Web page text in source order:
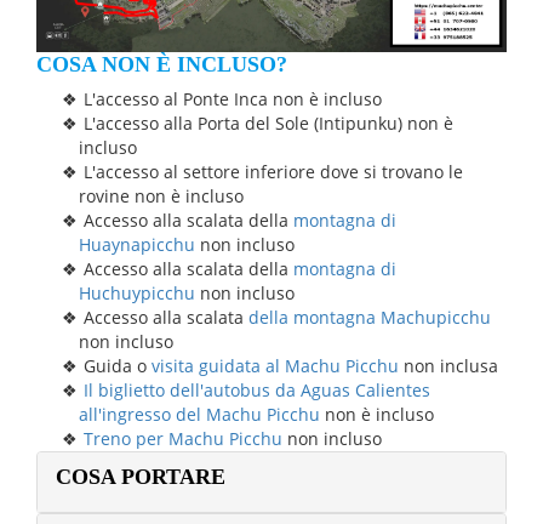
COSA NON È INCLUSO?
L'accesso al Ponte Inca non è incluso
L'accesso alla Porta del Sole (Intipunku) non è
incluso
L'accesso al settore inferiore dove si trovano le
rovine non è incluso
Accesso alla scalata della montagna di
Huaynapicchu non incluso
Accesso alla scalata della montagna di
Huchuypicchu non incluso
Accesso alla scalatadella montagna Machupicchu
non incluso
Guida ovisita guidata al Machu Picchu non inclusa
Il biglietto dell'autobus da Aguas Calientes
all'ingresso del Machu Picchu non è incluso
Treno per Machu Picchu non incluso
COSA PORTARE